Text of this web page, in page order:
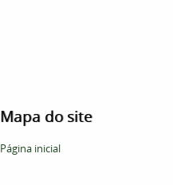
Mapa do site
Página inicial